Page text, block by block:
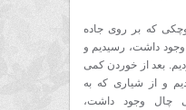
کوچکی که بر روی جاده
داشت، رسیدیم و
بعد از خوردن کمی
و از شیاری که به
چال وجود داشت،